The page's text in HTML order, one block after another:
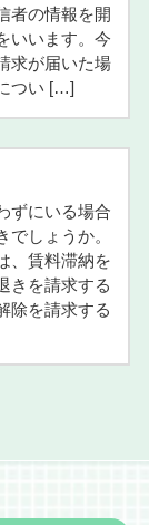
者の情報を開
いいます。今
求が届いた場
つい […]
ずにいる場合
しょうか。
、賃料滞納を
きを請求する
除を請求する